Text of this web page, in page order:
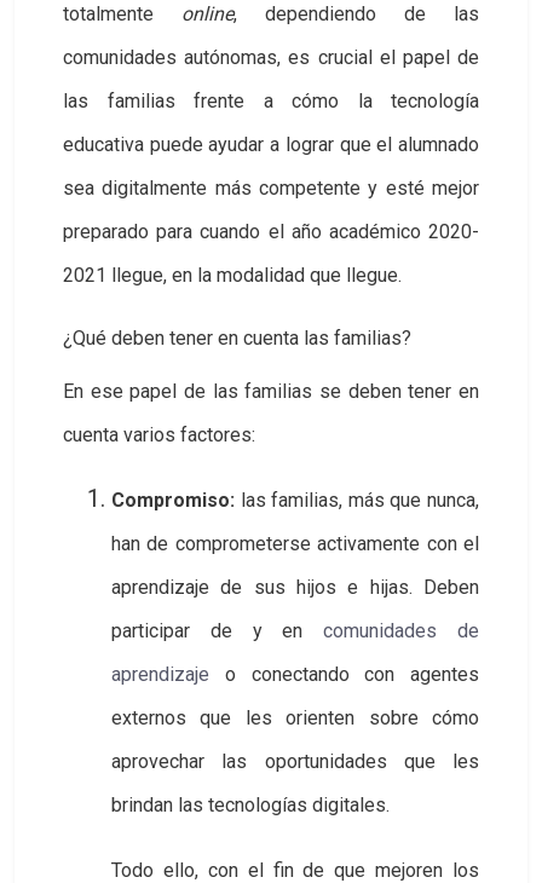
totalmente online, dependiendo de las
comunidades autónomas, es crucial el papel de
las familias frente a cómo la tecnología
educativa puede ayudar a lograr que el alumnado
sea digitalmente más competente y esté mejor
preparado para cuando el año académico 2020-
2021 llegue, en la modalidad que llegue.
¿Qué deben tener en cuenta las familias?
En ese papel de las familias se deben tener en
cuenta varios factores:
Compromiso: las familias, más que nunca,
han de comprometerse activamente con el
aprendizaje de sus hijos e hijas. Deben
participar de y encomunidades de
aprendizaje o conectando con agentes
externos que les orienten sobre cómo
aprovechar las oportunidades que les
brindan las tecnologías digitales.
Todo ello, con el fin de que mejoren los